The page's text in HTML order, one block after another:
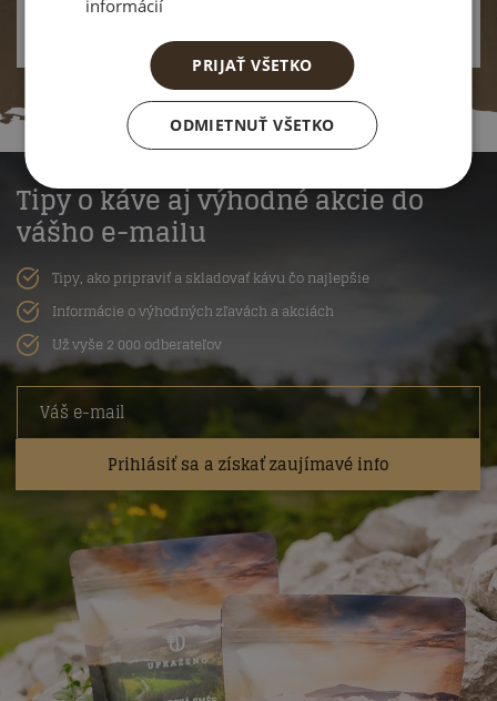
Tipy o káve aj výhodné akcie do
vášho e-mailu
Tipy, ako pripraviť a skladovať kávu čo najlepšie
Informácie o výhodných zľavách a akciách
Už vyše 2 000 odberateľov
Prihlásiť sa a získať zaujímavé info
informácií
PRIJAŤ VŠETKO
ODMIETNUŤ VŠETKO